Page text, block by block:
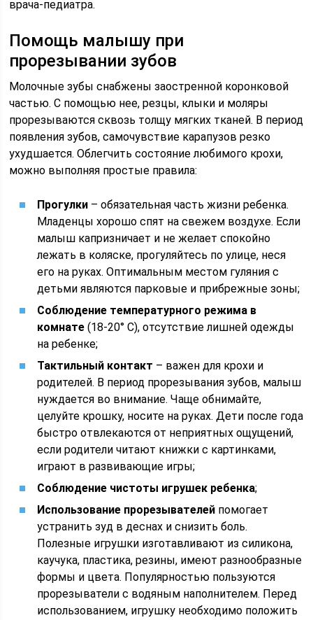
врача-педиатра.
Помощь малышу при
прорезывании зубов
Молочные зубы снабжены заостренной коронковой
частью. С помощью нее, резцы, клыки и моляры
прорезываются сквозь толщу мягких тканей. В период
появления зубов, самочувствие карапузов резко
ухудшается. Облегчить состояние любимого крохи,
можно выполняя простые правила:
Прогулки – обязательная часть жизни ребенка.
Младенцы хорошо спят на свежем воздухе. Если
малыш капризничает и не желает спокойно
лежать в коляске, прогуляйтесь по улице, неся
его на руках. Оптимальным местом гуляния с
детьми являются парковые и прибрежные зоны;
Соблюдение температурного режима в
комнате (18-20° С), отсутствие лишней одежды
на ребенке;
Тактильный контакт – важен для крохи и
родителей. В период прорезывания зубов, малыш
нуждается во внимание. Чаще обнимайте,
целуйте крошку, носите на руках. Дети после года
быстро отвлекаются от неприятных ощущений,
если родители читают книжки с картинками,
играют в развивающие игры;
Соблюдение чистоты игрушек ребенка;
Использование прорезывателей помогает
устранить зуд в деснах и снизить боль.
Полезные игрушки изготавливают из силикона,
каучука, пластика, резины, имеют разнообразные
формы и цвета. Популярностью пользуются
прорезыватели с водяным наполнителем. Перед
использованием, игрушку необходимо положить